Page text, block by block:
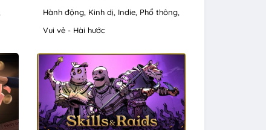
Hành động Kinh dị Indie Phổ thông
Vui vẻ - Hài hước